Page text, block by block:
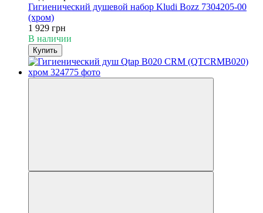
Гигиенический душевой набор Kludi Bozz 7304205-00
(хром)
1 929 грн
В наличии
Купить